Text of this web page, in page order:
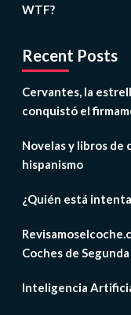
WTF?
Recent Posts
Cervantes, la
conquistó el
Novelas y libros de
hispanismo
¿Quién está
Coches de
Inteligencia